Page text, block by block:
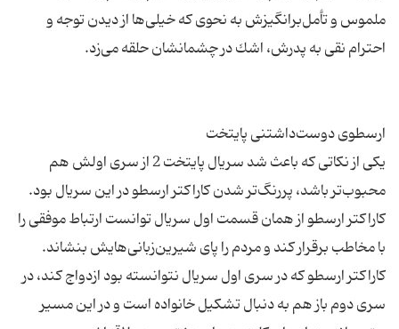
ملموس و تأمل‌برانگیزش به نحوی كه خیلی‌ها از دیدن توجه و
یكی از نكاتی كه باعث شد سریال پایتخت 2 از سری اولش هم
محبوب‌تر باشد، پررنگ‌تر شدن كاراكتر ارسطو در این سریال بود.
كاراكتر ارسطو از همان قسمت اول سریال توانست ارتباط موفقی را
با مخاطب برقرار كند و مردم را پای شیرین‌زبانی‌هایش بنشاند.
كاراكتر ارسطو كه در سری اول سریال نتوانسته بود ازدواج كند، در
سری دوم باز هم به دنبال تشكیل خانواده است و در این مسیر